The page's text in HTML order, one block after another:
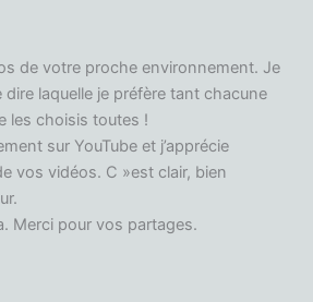
de votre proche environnement. Je
laquelle je préfère tant chacune
les choisis toutes !
sur YouTube et j’apprécie
vos vidéos. C »est clair, bien
Merci pour vos partages.